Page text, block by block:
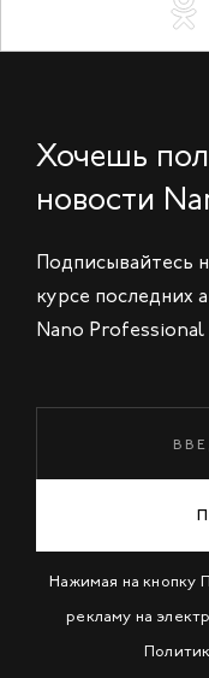
Хочешь
новости
Подписывайтесь
курсе последних
Nano Professional
Нажимая на кнопку
рекламу на